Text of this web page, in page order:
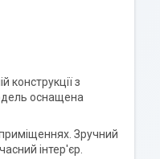
конструкції з
оснащена
Зручний
інтер'єр.